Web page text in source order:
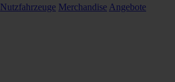
Nutzfahrzeuge Merchandise Angebote